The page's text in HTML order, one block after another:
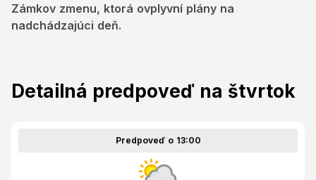
Zámkov zmenu, ktorá ovplyvní plány na
nadchádzajúci deň.
Detailná predpoveď na štvrtok
Predpoveď o 13:00